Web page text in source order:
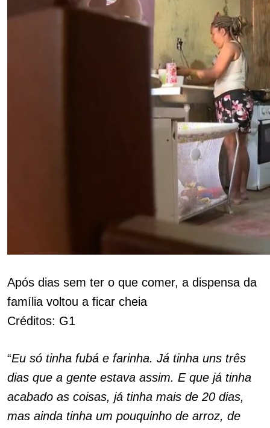
Após dias sem ter o que comer, a dispensa da
família voltou a ficar cheia
Créditos: G1
“Eu só tinha fubá e farinha. Já tinha uns três
dias que a gente estava assim. E que já tinha
acabado as coisas, já tinha mais de 20 dias,
mas ainda tinha um pouquinho de arroz, de